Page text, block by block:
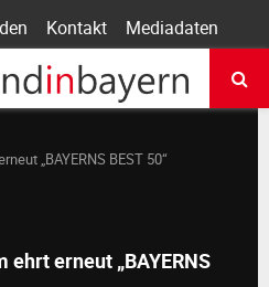
Kontakt Mediadaten
„BAYERNS BEST 50“
erneut „BAYERNS